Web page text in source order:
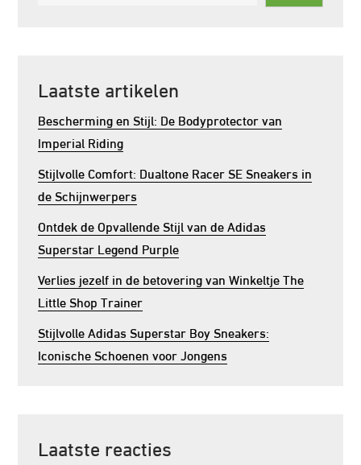
Laatste artikelen
Bescherming en Stijl: De Bodyprotector van
Imperial Riding
Stijlvolle Comfort: Dualtone Racer SE Sneakers in
de Schijnwerpers
Ontdek de Opvallende Stijl van de Adidas
Superstar Legend Purple
Verlies jezelf in de betovering van Winkeltje The
Little Shop Trainer
Stijlvolle Adidas Superstar Boy Sneakers:
Iconische Schoenen voor Jongens
Laatste reacties